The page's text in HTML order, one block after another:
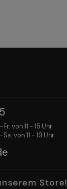
Fr. von 11 - 15 Uhr
Sa. von 11 - 19 Uhr
Store!